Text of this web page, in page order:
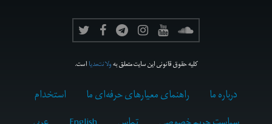
کلیه حقوق قانونی این سایت متعلق بهولانت‌مدیااست.
درباره ما راهنمای معیارهای حرفه‌ای ما
استخدام